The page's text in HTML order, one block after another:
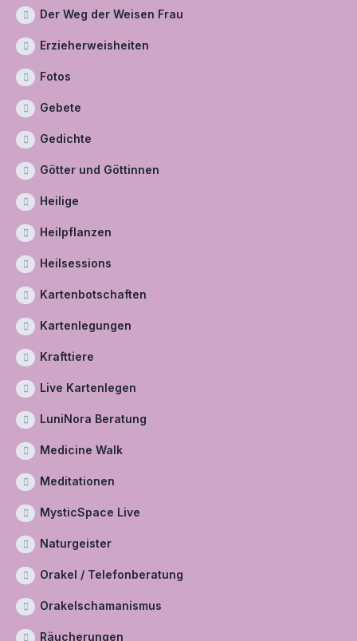
Der Weg der Weisen Frau
Erzieherweisheiten
Fotos
Gebete
Gedichte
Götter und Göttinnen
Heilige
Heilpflanzen
Heilsessions
Kartenbotschaften
Kartenlegungen
Krafttiere
Live Kartenlegen
LuniNora Beratung
Medicine Walk
Meditationen
MysticSpace Live
Naturgeister
Orakel / Telefonberatung
Orakelschamanismus
Räucherungen